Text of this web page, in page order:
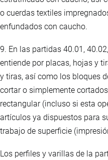
o cuerdas textiles
enfundados con caucho.
9. En las partidas 40.01,
entiende por placas, hojas y
y tiras, así como los bloques
cortar o simplemente
rectangular (incluso si esta
artículos ya dispuestos para
trabajo de superficie
Los perfiles y varillas de la